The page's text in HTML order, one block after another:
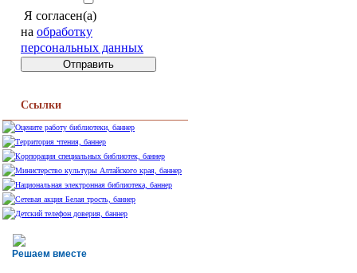
Я согласен(а)
на обработку
персональных данных
Ссылки
Решаем вместе